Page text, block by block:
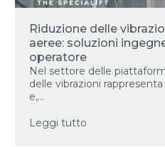
Riduzione delle
aeree: soluzioni
operatore
Nel settore delle
delle vibrazioni
e,...
Leggi tutto